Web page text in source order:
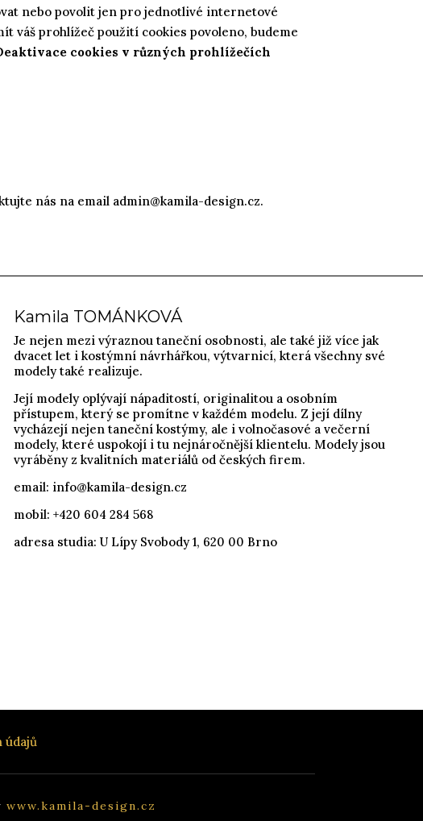
nebo povolit jen pro jednotlivé internetové
váš prohlížeč použití cookies povoleno, budeme
cookies v různých prohlížečích
nás na email admin@kamila-design.cz.
Kamila TOMÁNKOVÁ
Je nejen mezi výraznou taneční osobnosti, ale také již více jak
dvacet let i kostýmní návrhářkou, výtvarnicí, která všechny své
modely také realizuje.
Její modely oplývají nápaditostí, originalitou a osobním
přístupem, který se promítne v každém modelu. Z její dílny
vycházejí nejen taneční kostýmy, ale i volnočasové a večerní
modely, které uspokojí i tu nejnáročnější klientelu. Modely jsou
vyráběny z kvalitních materiálů od českých firem.
email: info@kamila-design.cz
mobil: +420 604 284 568
adresa studia: U Lípy Svobody 1, 620 00 Brno
údajů
www.kamila-design.cz